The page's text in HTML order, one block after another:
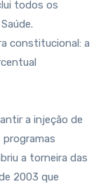
todos os
constitucional: a
a injeção de
programas
a torneira das
2003 que